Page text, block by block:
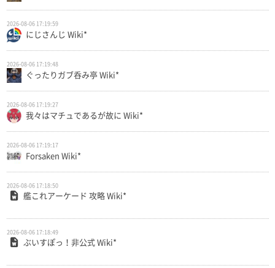
2026-08-06 17:19:59
にじさんじ Wiki*
2026-08-06 17:19:48
ぐったりガブ呑み亭 Wiki*
2026-08-06 17:19:27
我々はマチュであるが故に Wiki*
2026-08-06 17:19:17
Forsaken Wiki*
2026-08-06 17:18:50
艦これアーケード 攻略 Wiki*
2026-08-06 17:18:49
ぶいすぽっ！非公式 Wiki*